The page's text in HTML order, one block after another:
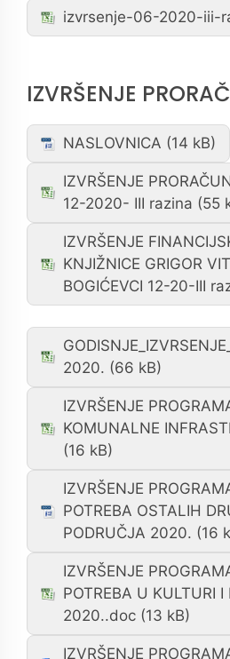
izvrsenje-06-2020-iii-
IZVRŠENJE
NASLOVNICA
IZVRŠENJE
12-2020- III razina
IZVRŠENJE
KNJIŽNICE GRIGOR
BOGIĆEVCI 12-20-III
2020.
IZVRŠENJE
KOMUNALNE
IZVRŠENJE
POTREBA OSTALIH
PODRUČJA 2020.
IZVRŠENJE
POTREBA U KULTURI I
2020..doc
IZVRŠENJE